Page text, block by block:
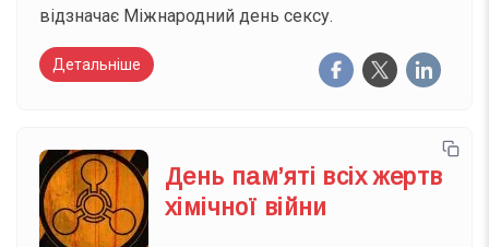
відзначає Міжнародний день сексу.
Детальніше
День пам’яті всіх жертв
хімічної війни